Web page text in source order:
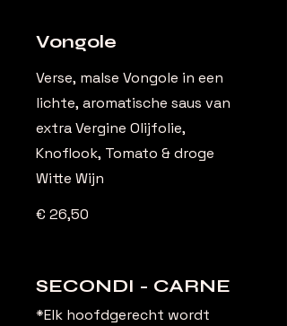
Vongole
Verse, malse Vongole in een
lichte, aromatische saus van
extra Vergine Olijfolie,
Knoflook, Tomato & droge
Witte Wijn
€ 26,50
SECONDI - CARNE
*Elk hoofdgerecht wordt